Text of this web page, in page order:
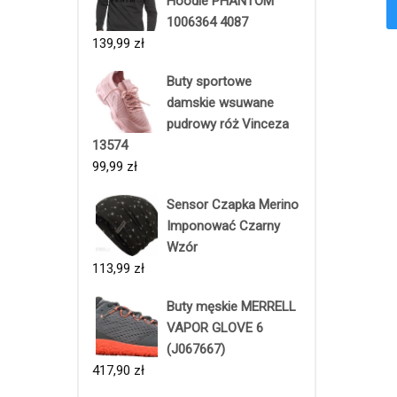
1006364 4087
139,99 zł
Buty sportowe
damskie wsuwane
pudrowy róż Vinceza
13574
99,99 zł
Sensor Czapka Merino
Imponować Czarny
Wzór
113,99 zł
Buty męskie MERRELL
VAPOR GLOVE 6
(J067667)
417,90 zł